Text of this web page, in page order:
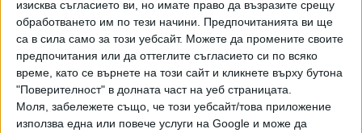
изисква съгласието ви, но имате право да възразите срещу
обработването им по тези начини. Предпочитанията ви ще
са в сила само за този уебсайт. Можете да промените своите
предпочитания или да оттеглите съгласието си по всяко
време, като се върнете на този сайт и кликнете върху бутона
"Поверителност" в долната част на уеб страницата.
Моля, забележете също, че този уебсайт/това приложение
използва една или повече услуги на Google и може да
Наказателния кодекс не носи отговорност за лично
укривателство, когато става въпрос за негов син.
Прокурорът признава, че отношенията им са силно
влошени. На въпрос кой може да е помагал на беглеца
през тези месеци, бащата отговаря: "Всички - приятели,
роднини, семейство, хора с възможности". Той обаче е